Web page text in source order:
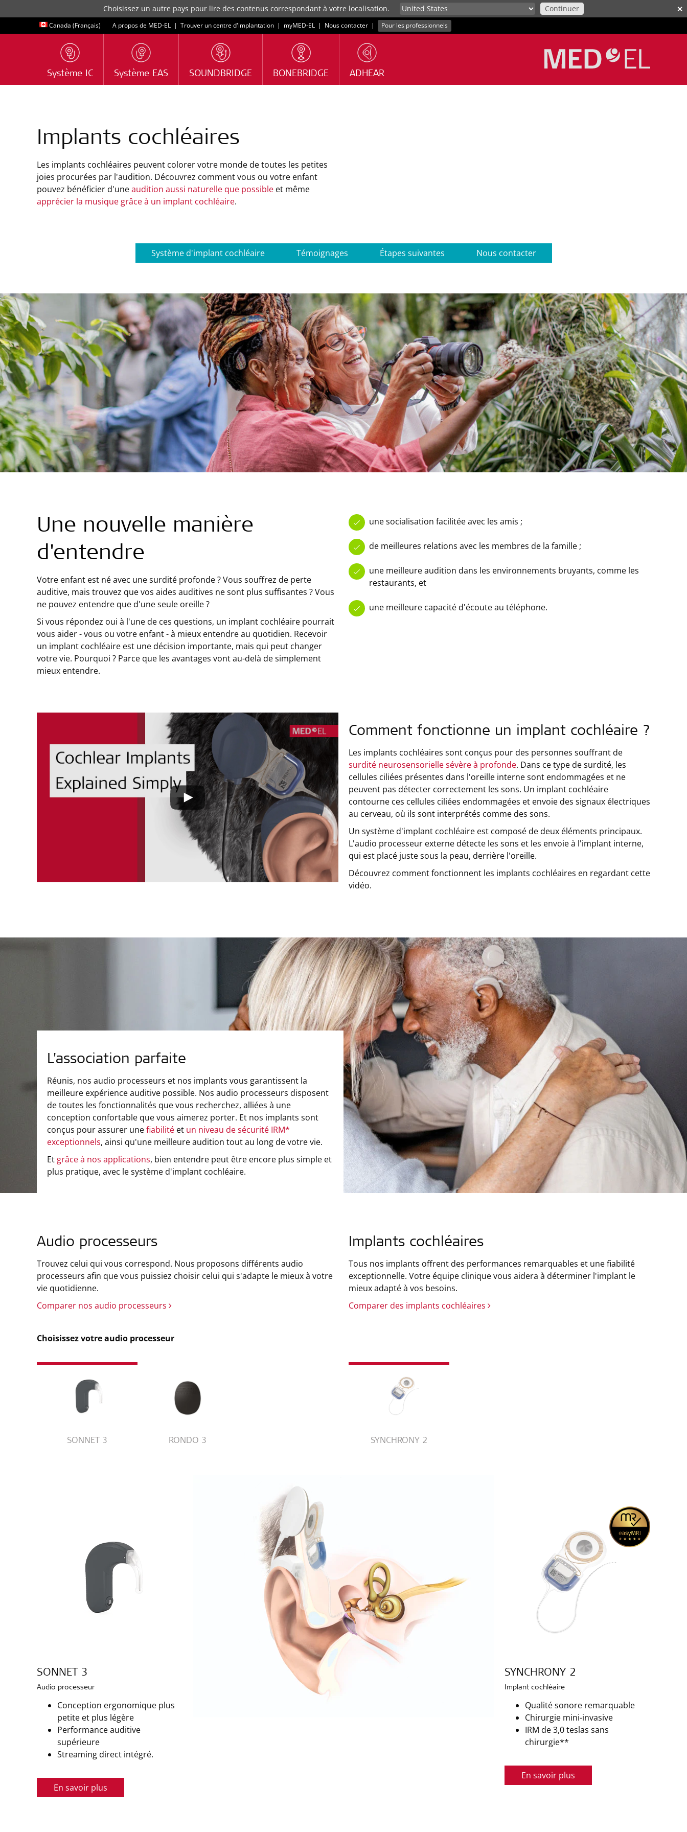
✕
Choisissez un autre pays pour lire des contenus correspondant à votre localisation. Continuer
Canada (Français) A propos de MED-EL | Trouver un centre d'implantation | myMED‑EL | Nous contacter | Pour les professionnels
Système IC Système EAS SOUNDBRIDGE BONEBRIDGE ADHEAR
Implants cochléaires
Les implants cochléaires peuvent colorer votre monde de toutes les petites
joies procurées par l'audition. Découvrez comment vous ou votre enfant
pouvez bénéficier d'uneaudition aussi naturelle que possible et même
apprécier la musique grâce à un implant cochléaire.
Système d'implant cochléaire Témoignages Étapes suivantes Nous contacter
Une nouvelle manière
d'entendre
Votre enfant est né avec une surdité profonde ? Vous souffrez de perte
auditive, mais trouvez que vos aides auditives ne sont plus suffisantes ? Vous
ne pouvez entendre que d'une seule oreille ?
Si vous répondez oui à l'une de ces questions, un implant cochléaire pourrait
vous aider - vous ou votre enfant - à mieux entendre au quotidien. Recevoir
un implant cochléaire est une décision importante, mais qui peut changer
votre vie. Pourquoi ? Parce que les avantages vont au-delà de simplement
mieux entendre.
une socialisation facilitée avec les amis ;
de meilleures relations avec les membres de la famille ;
une meilleure audition dans les environnements bruyants, comme les
restaurants, et
une meilleure capacité d'écoute au téléphone.
Comment fonctionne un implant cochléaire ?
Les implants cochléaires sont conçus pour des personnes souffrant de
surdité neurosensorielle sévère à profonde. Dans ce type de surdité, les
cellules ciliées présentes dans l'oreille interne sont endommagées et ne
peuvent pas détecter correctement les sons. Un implant cochléaire
contourne ces cellules ciliées endommagées et envoie des signaux électriques
au cerveau, où ils sont interprétés comme des sons.
Un système d'implant cochléaire est composé de deux éléments principaux.
L'audio processeur externe détecte les sons et les envoie à l'implant interne,
qui est placé juste sous la peau, derrière l'oreille.
Découvrez comment fonctionnent les implants cochléaires en regardant cette
vidéo.
L'association parfaite
Réunis, nos audio processeurs et nos implants vous garantissent la
meilleure expérience auditive possible. Nos audio processeurs disposent
de toutes les fonctionnalités que vous recherchez, alliées à une
conception confortable que vous aimerez porter. Et nos implants sont
conçus pour assurer unefiabilité et un niveau de sécurité IRM*
exceptionnels, ainsi qu'une meilleure audition tout au long de votre vie.
Et grâce à nos applications, bien entendre peut être encore plus simple et
plus pratique, avec le système d'implant cochléaire.
Audio processeurs
Trouvez celui qui vous correspond. Nous proposons différents audio
processeurs afin que vous puissiez choisir celui qui s'adapte le mieux à votre
vie quotidienne.
Comparer nos audio processeurs
Implants cochléaires
Tous nos implants offrent des performances remarquables et une fiabilité
exceptionnelle. Votre équipe clinique vous aidera à déterminer l'implant le
mieux adapté à vos besoins.
Comparer des implants cochléaires
Choisissez votre audio processeur
SONNET 3 RONDO 3 SYNCHRONY 2
SONNET 3
Audio processeur
Conception ergonomique plus
petite et plus légère
Performance auditive
supérieure
Streaming direct intégré.
En savoir plus
SYNCHRONY 2
Implant cochléaire
Qualité sonore remarquable
Chirurgie mini-invasive
IRM de 3,0 teslas sans
chirurgie**
En savoir plus